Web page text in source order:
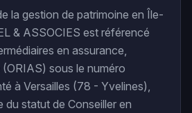
la gestion de patrimoine en Île-
& ASSOCIES est référencé
en assurance,
sous le numéro
à Versailles (78 - Yvelines),
du statut de Conseiller en